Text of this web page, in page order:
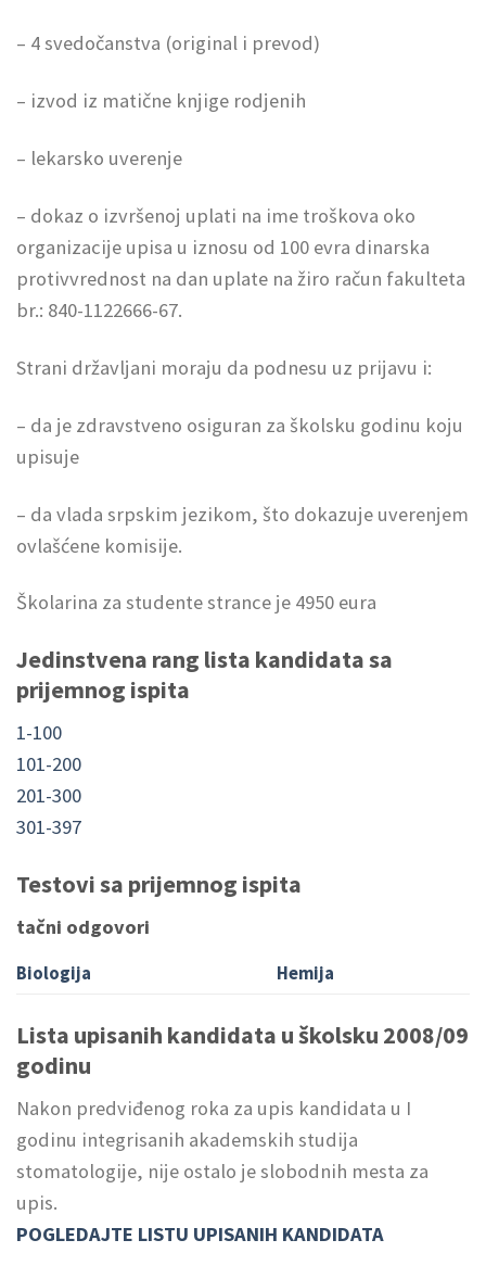
– 4 svedočanstva (original i prevod)
– izvod iz matične knjige rodjenih
– lekarsko uverenje
– dokaz o izvršenoj uplati na ime troškova oko
organizacije upisa u iznosu od 100 evra dinarska
protivvrednost na dan uplate na žiro račun fakulteta
br.: 840-1122666-67.
Strani državljani moraju da podnesu uz prijavu i:
– da je zdravstveno osiguran za školsku godinu koju
upisuje
– da vlada srpskim jezikom, što dokazuje uverenjem
ovlašćene komisije.
Školarina za studente strance je 4950 eura
Jedinstvena rang lista kandidata sa
prijemnog ispita
1-100
101-200
201-300
301-397
Testovi sa prijemnog ispita
tačni odgovori
Biologija Hemija
Lista upisanih kandidata u školsku 2008/09
godinu
Nakon predviđenog roka za upis kandidata u I
godinu integrisanih akademskih studija
stomatologije, nije ostalo je slobodnih mesta za
upis.
POGLEDAJTE LISTU UPISANIH KANDIDATA